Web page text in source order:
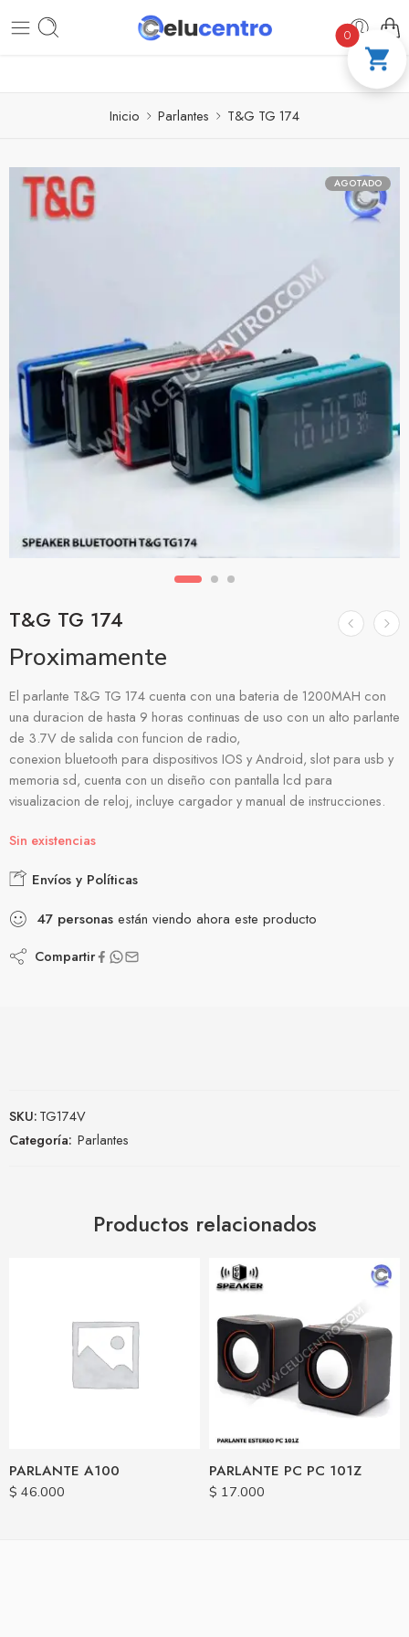
PAGA A CUOTAS CON ADDI COMPRA
Inicio Parlantes T&G TG 174
AGOTADO
T&G TG 174
Proximamente
El parlante T&G TG 174 cuenta con una bateria de 1200MAH con
una duracion de hasta 9 horas continuas de uso con un alto parlante
de 3.7V de salida con funcion de radio,
conexion bluetooth para dispositivos IOS y Android, slot para usb y
memoria sd, cuenta con un diseño con pantalla lcd para
visualizacion de reloj, incluye cargador y manual de instrucciones.
Sin existencias
Envíos y Políticas
47 personas están viendo ahora este producto
Compartir
SKU:TG174V
Categoría: Parlantes
Productos relacionados
PARLANTE A100
$ 46.000
PARLANTE PC PC 101Z
$ 17.000
0